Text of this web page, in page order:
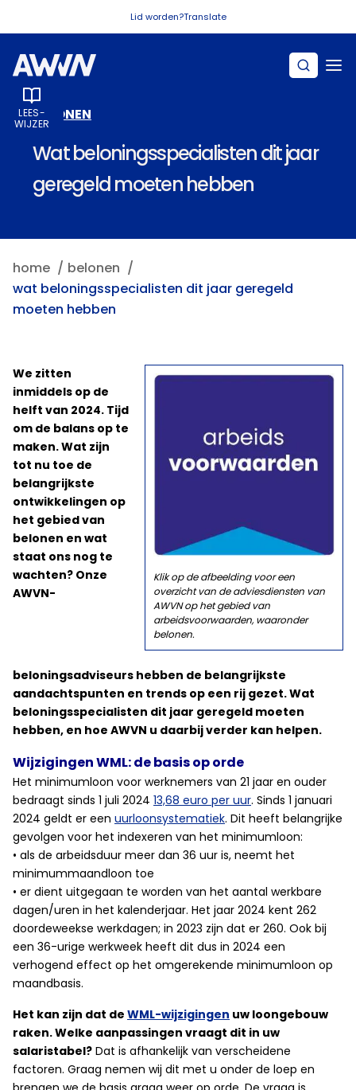
Lid worden?Translate
BELONEN
Wat beloningsspecialisten dit jaar
geregeld moeten hebben
home
belonen
wat beloningsspecialisten dit jaar geregeld
moeten hebben
LEES­
WIJZER
Klik op de afbeelding voor een
overzicht van de adviesdiensten van
AWVN op het gebied van
arbeidsvoorwaarden, waaronder
belonen.
We zitten
inmiddels op de
helft van 2024. Tijd
om de balans op te
maken. Wat zijn
tot nu toe de
belangrijkste
ontwikkelingen op
het gebied van
belonen en wat
staat ons nog te
wachten? Onze
AWVN-
beloningsadviseurs hebben de belangrijkste
aandachtspunten en trends op een rij gezet. Wat
beloningsspecialisten dit jaar geregeld moeten
hebben, en hoe AWVN u daarbij verder kan helpen.
Wijzigingen WML: de basis op orde
Het minimumloon voor werknemers van 21 jaar en ouder
bedraagt sinds 1 juli 2024 13,68 euro per uur. Sinds 1 januari
2024 geldt er een uurloonsystematiek. Dit heeft belangrijke
gevolgen voor het indexeren van het minimumloon:
• als de arbeidsduur meer dan 36 uur is, neemt het
minimummaandloon toe
• er dient uitgegaan te worden van het aantal werkbare
dagen/uren in het kalenderjaar. Het jaar 2024 kent 262
doordeweekse werkdagen; in 2023 zijn dat er 260. Ook bij
een 36-urige werkweek heeft dit dus in 2024 een
verhogend effect op het omgerekende minimumloon op
maandbasis.
Het kan zijn dat de WML-wijzigingen uw loongebouw
raken. Welke aanpassingen vraagt dit in uw
salaristabel? Dat is afhankelijk van verscheidene
factoren. Graag nemen wij dit met u onder de loep en